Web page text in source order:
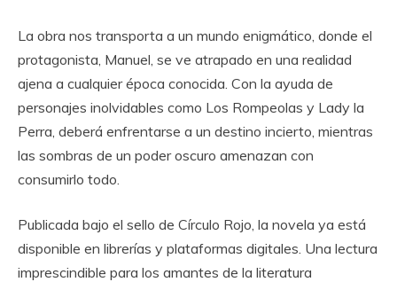
La obra nos transporta a un mundo enigmático, donde el
protagonista, Manuel, se ve atrapado en una realidad
ajena a cualquier época conocida. Con la ayuda de
personajes inolvidables como Los Rompeolas y Lady la
Perra, deberá enfrentarse a un destino incierto, mientras
las sombras de un poder oscuro amenazan con
consumirlo todo.
Publicada bajo el sello de Círculo Rojo, la novela ya está
disponible en librerías y plataformas digitales. Una lectura
imprescindible para los amantes de la literatura